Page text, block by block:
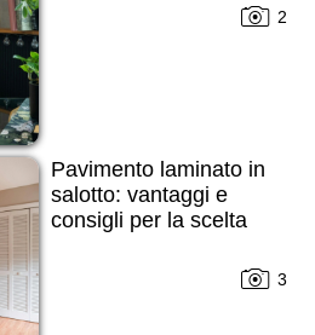
2
Pavimento laminato in
salotto: vantaggi e
consigli per la scelta
3